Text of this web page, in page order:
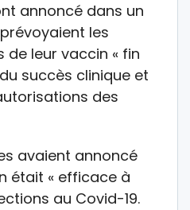
annoncé dans un
les
de leur vaccin « fin
succès clinique et
des
avaient annoncé
était « efficace à
au Covid-19.